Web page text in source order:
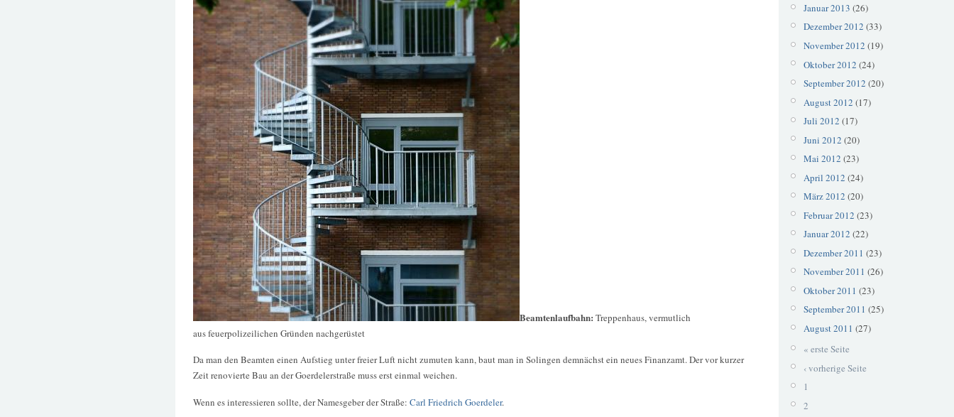
Beamtenlaufbahn: Treppenhaus, vermutlich
aus feuerpolizeilichen Gründen nachgerüstet
Da man den Beamten einen Aufstieg unter freier Luft nicht zumuten kann, baut man in Solingen demnächst ein neues Finanzamt. Der vor kurzer
Zeit renovierte Bau an der Goerdelerstraße muss erst einmal weichen.
Wenn es interessieren sollte, der Namesgeber der Straße: Carl Friedrich Goerdeler.
Januar 2013 (26)
Dezember 2012 (33)
November 2012 (19)
Oktober 2012 (24)
September 2012 (20)
August 2012 (17)
Juli 2012 (17)
Juni 2012 (20)
Mai 2012 (23)
April 2012 (24)
März 2012 (20)
Februar 2012 (23)
Januar 2012 (22)
Dezember 2011 (23)
November 2011 (26)
Oktober 2011 (23)
September 2011 (25)
August 2011 (27)
« erste Seite
‹ vorherige Seite
1
2